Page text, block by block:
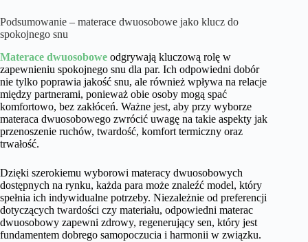
Podsumowanie – materace dwuosobowe jako klucz do
spokojnego snu
Materace dwuosobowe odgrywają kluczową rolę w
zapewnieniu spokojnego snu dla par. Ich odpowiedni dobór
nie tylko poprawia jakość snu, ale również wpływa na relacje
między partnerami, ponieważ obie osoby mogą spać
komfortowo, bez zakłóceń. Ważne jest, aby przy wyborze
materaca dwuosobowego zwrócić uwagę na takie aspekty jak
przenoszenie ruchów, twardość, komfort termiczny oraz
trwałość.
Dzięki szerokiemu wyborowi materacy dwuosobowych
dostępnych na rynku, każda para może znaleźć model, który
spełnia ich indywidualne potrzeby. Niezależnie od preferencji
dotyczących twardości czy materiału, odpowiedni materac
dwuosobowy zapewni zdrowy, regenerujący sen, który jest
fundamentem dobrego samopoczucia i harmonii w związku.